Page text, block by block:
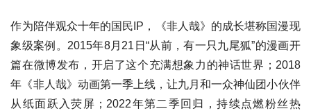
作为陪伴观众十年的国民IP，《非人哉》的成长堪称国漫现
象级案例。2015年8月21日“从前，有一只九尾狐”的漫画开
篇在微博发布，开启了这个充满想象力的神话世界；2018
年《非人哉》动画第一季上线，让九月和一众神仙团小伙伴
从纸面跃入荧屏；2022年第二季回归，持续点燃粉丝热